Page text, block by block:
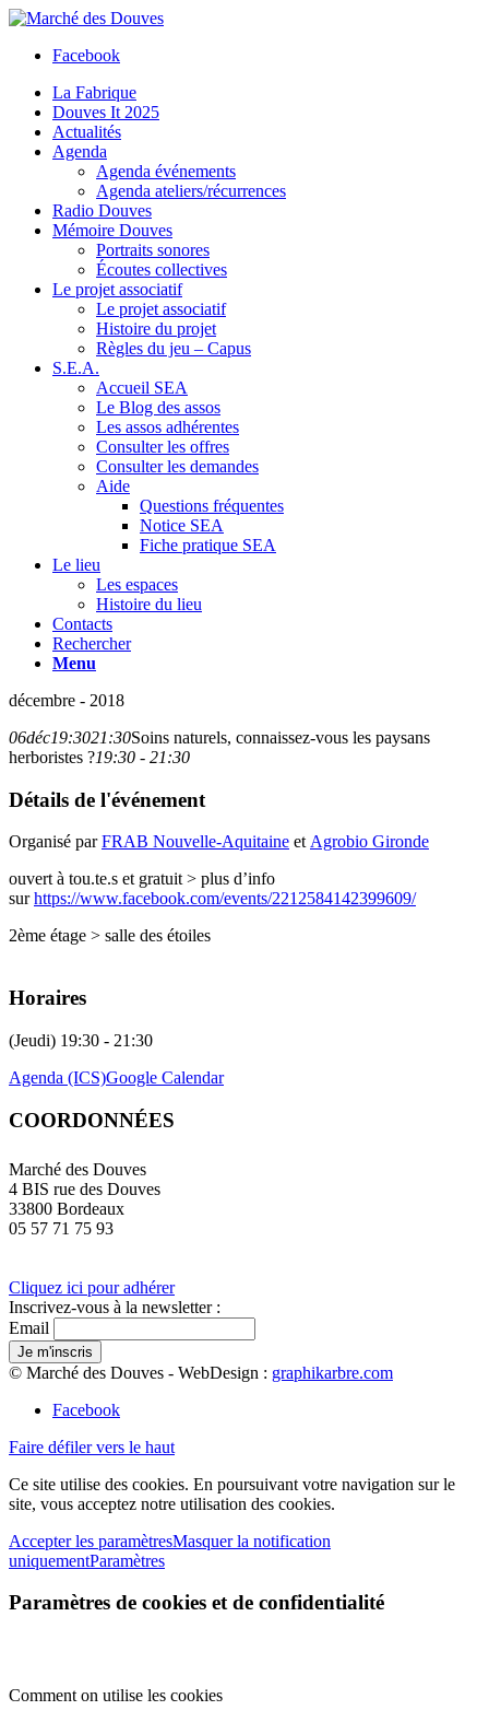
Facebook
La Fabrique
Douves It 2025
Actualités
Agenda
Agenda événements
Agenda ateliers/récurrences
Radio Douves
Mémoire Douves
Portraits sonores
Écoutes collectives
Le projet associatif
Le projet associatif
Histoire du projet
Règles du jeu – Capus
S.E.A.
Accueil SEA
Le Blog des assos
Les assos adhérentes
Consulter les offres
Consulter les demandes
Aide
Questions fréquentes
Notice SEA
Fiche pratique SEA
Le lieu
Les espaces
Histoire du lieu
Contacts
Rechercher
Menu
décembre - 2018
06déc19:3021:30Soins naturels, connaissez-vous les paysans
herboristes ?19:30 - 21:30
Détails de l'événement
Organisé parFRAB Nouvelle-Aquitaine etAgrobio Gironde
ouvert à tou.te.s et gratuit > plus d’info
surhttps://www.facebook.com/events/2212584142399609/
2ème étage > salle des étoiles
Horaires
(Jeudi) 19:30 - 21:30
Agenda (ICS)Google Calendar
COORDONNÉES
Marché des Douves
4 BIS rue des Douves
33800 Bordeaux
05 57 71 75 93
Cliquez ici pour adhérer
Inscrivez-vous à la newsletter :
Email
© Marché des Douves - WebDesign : graphikarbre.com
Facebook
Faire défiler vers le haut
Ce site utilise des cookies. En poursuivant votre navigation sur le
site, vous acceptez notre utilisation des cookies.
Accepter les paramètresMasquer la notification
uniquementParamètres
Paramètres de cookies et de confidentialité
Comment on utilise les cookies